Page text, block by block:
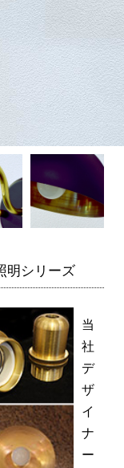
明シリーズ
当
社
デ
ザ
イ
ナ
ー